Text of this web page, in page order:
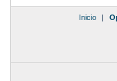
Inicio |